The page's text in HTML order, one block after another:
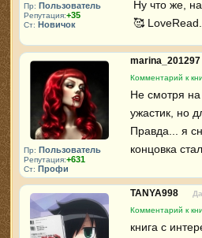
Пр: Пользователь
Репутация:+35
Ст: Новичок
🥰
Пр: Пользователь
Репутация:+631
Ст: Профи
marina_201297
Комментарий к
Не смотря на
ужастик, но
Правда... я
концовка
TANYA998
Комментарий к
книга с